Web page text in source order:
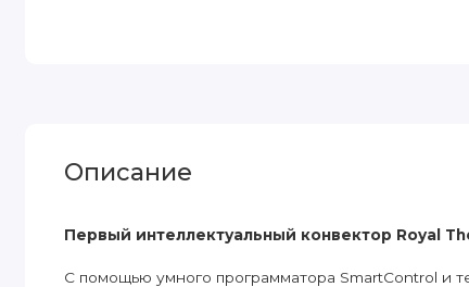
Описание
Первый интеллектуальный конвектор Royal
C помощью умного программатора SmartControl и